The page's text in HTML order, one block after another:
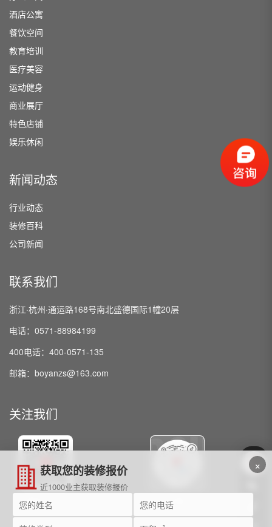
酒店公寓
餐饮空间
教育培训
医疗美容
运动健身
商业展厅
特色店铺
娱乐休闲
新闻动态
行业动态
装修百科
公司新闻
联系我们
浙江·杭州·通运路168号南北盛德国际1幢20层
电话：0571-88984199
400电话：400-0571-135
邮箱：boyanzs@163.com
关注我们
微信公众号 抖音
获取您的装修报价
近1000业主获取装修报价
×